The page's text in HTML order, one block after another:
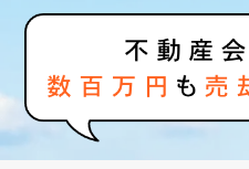
不動産の売却・一括査定
家査定シミュレーター
お問い合わせ